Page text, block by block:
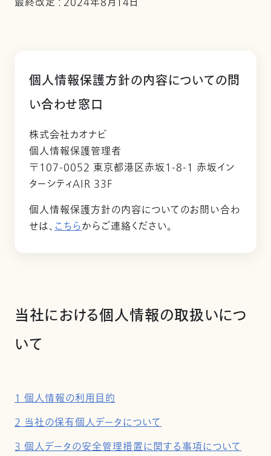
個人情報保護方針の内容についての問
い合わせ窓口
株式会社カオナビ
個人情報保護管理者
〒107-0052 東京都港区赤坂1-8-1 赤坂イン
ターシティAIR 33F
個人情報保護方針の内容についてのお問い合わ
せは、こちらからご連絡ください。
当社における個人情報の取扱いにつ
いて
1 個人情報の利用目的
2 当社の保有個人データについて
3 個人データの安全管理措置に関する事項について